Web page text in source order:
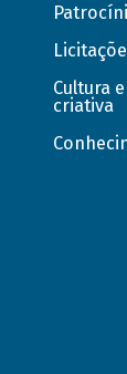
Cultura
criativa